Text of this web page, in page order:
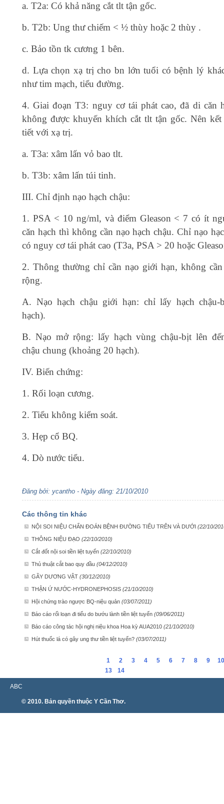
a. T2a: Có khả năng cắt tlt tận gốc.
b. T2b: Ung thư chiếm < ½ thùy hoặc 2 thùy .
c. Bảo tồn tk cương 1 bên.
d. Lựa chọn xạ trị cho bn lớn tuổi có bệnh lý
như tim mạch, tiểu đường.
4. Giai đoạn T3: nguy cơ tái phát cao, đã di căn
không được khuyến khích cắt tlt tận gốc. Nên
tiết với xạ trị.
a. T3a: xâm lấn vỏ bao tlt.
b. T3b: xâm lấn túi tinh.
III. Chỉ định nạo hạch chậu:
1. PSA < 10 ng/ml, và điểm Gleason < 7 có ít
căn hạch thì không cần nạo hạch chậu. Chỉ nạo
có nguy cơ tái phát cao (T3a, PSA > 20 hoặc
2. Thông thường chỉ cần nạo giới hạn, không
rộng.
A. Nạo hạch chậu giới hạn: chỉ lấy hạch chậu-
hạch).
B. Nạo mở rộng: lấy hạch vùng chậu-bịt lên
chậu chung (khoảng 20 hạch).
IV. Biến chứng:
1. Rối loạn cương.
2. Tiểu không kiểm soát.
3. Hẹp cổ BQ.
4. Dò nước tiểu.
Đăng bởi: ycantho - Ngày đăng: 21/10/2010
Các thông tin khác
NỘI SOI NIỆU CHẨN ĐOÁN BỆNH ĐƯỜNG TIỂU TRÊN VÀ DƯỚI (22/10/
THÔNG NIỆU ĐẠO (22/10/2010)
Cắt đốt nội soi tiền liệt tuyến (22/10/2010)
Thủ thuật cắt bao quy đầu (04/12/2010)
GÃY DƯƠNG VẬT (30/12/2010)
THẬN Ứ NƯỚC-HYDRONEPHOSIS (21/10/2010)
Hội chứng trào ngược BQ-niệu quản (03/07/2011)
Báo cáo rối loạn đi tiểu do bướu lành tiền liệt tuyến (09/06/2011)
Báo cáo công tác hội nghị niệu khoa Hoa kỳ AUA2010 (21/10/2010)
Hút thuốc lá có gây ung thư tiền liệt tuyến? (03/07/2011)
1 2 3 4 5 6 7 8 9
13
14
ABC
© 2010. Bản quyền thuộc Y Cần Thơ.